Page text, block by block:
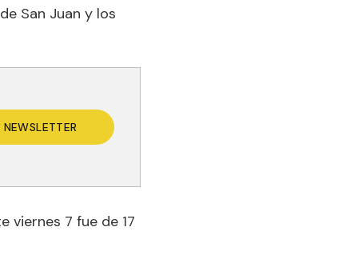
San Juan y los
NEWSLETTER
viernes 7 fue de 17